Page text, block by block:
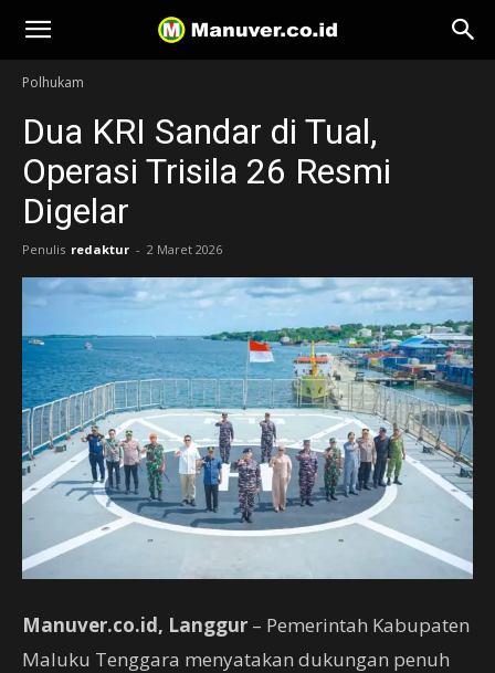
Manuver
Polhukam
Dua KRI Sandar di Tual,
Operasi Trisila 26 Resmi
Digelar
Penulis redaktur - 2 Maret 2026
Manuver.co.id, Langgur – Pemerintah Kabupaten
Maluku Tenggara menyatakan dukungan penuh